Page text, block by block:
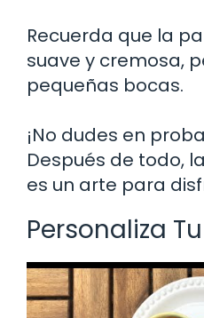
Recuerda que la
suave y cremosa,
pequeñas bocas.
¡No dudes en
Después de todo,
es un arte para
Personaliza